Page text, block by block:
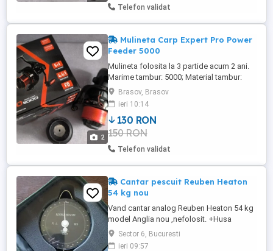
Telefon validat
2
Mulineta Carp Expert Pro Power
Feeder 5000
Mulineta folosita la 3 partide acum 2 ani.
Marime tambur: 5000; Material tambur:
aliaj tratat anticoroziune; Tambur de
rezerva: Grafit; Capacitate tambur: 0.30mm
175m; Raport de recuperare: 4.1:1; Numar
Rulmenti: 5+1; Material corp mulineta:
Grafit; Greutate (cantarita de
MarelePescar):413g; Frana: ...
Brasov, Brasov
ieri 10:14
130 RON
150 RON
Telefon validat
Cantar pescuit Reuben Heaton
54 kg nou
Vand cantar analog Reuben Heaton 54 kg
model Anglia nou ,nefolosit. +Husa
Shimano scales noua nefolosita. Pret 300
roni usor negociabil
Sector 6, Bucuresti
ieri 09:57